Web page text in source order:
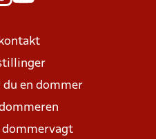
du en dommer
dommervagt